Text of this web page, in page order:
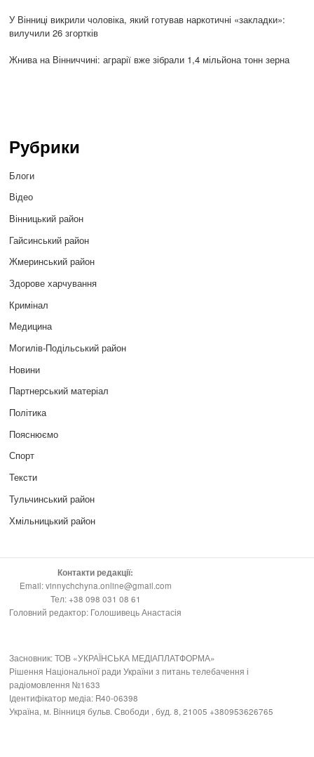
У Вінниці викрили чоловіка, який готував наркотичні «закладки»:
вилучили 26 згортків
Жнива на Вінниччині: аграрії вже зібрали 1,4 мільйона тонн зерна
Рубрики
Блоги
Відео
Вінницький район
Гайсинський район
Жмеринський район
Здорове харчування
Кримінал
Медицина
Могилів-Подільський район
Новини
Партнерський матеріал
Політика
Пояснюємо
Спорт
Тексти
Тульчинський район
Хмільницький район
Контакти редакції:
Email: vinnychchyna.online@gmail.com
Тел: +38 098 031 08 61
Головний редактор: Голошивець Анастасія
Засновник: ТОВ «УКРАЇНСЬКА МЕДІАПЛАТФОРМА»
Рішення Національної ради України з питань телебачення і
радіомовлення №1633
Ідентифікатор медіа: R40-06398
Україна, м. Вінниця бульв. Свободи , буд. 8, 21005 +380953626765